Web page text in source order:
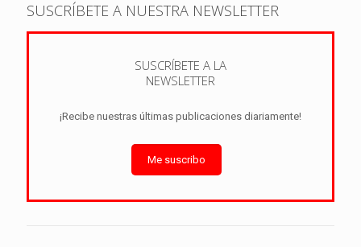
SUSCRÍBETE A NUESTRA NEWSLETTER
SUSCRÍBETE A LA
NEWSLETTER
¡Recibe nuestras últimas publicaciones diariamente!
Me suscribo